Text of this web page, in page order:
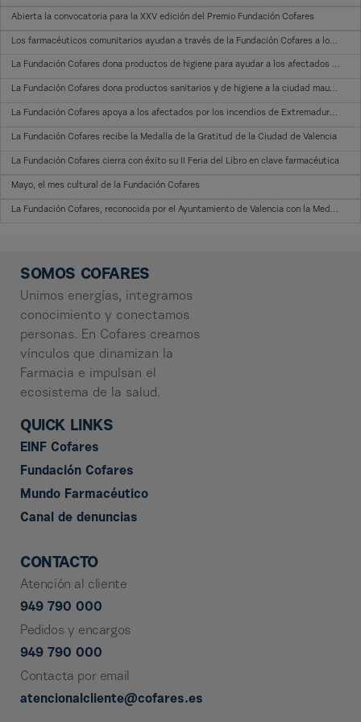
Abierta la convocatoria para la XXV edición del Premio Fundación Cofares
Los farmacéuticos comunitarios ayudan a través de la Fundación Cofares a los afectados por los incendios
La Fundación Cofares dona productos de higiene para ayudar a los afectados de los incendios de Extremadura
La Fundación Cofares dona productos sanitarios y de higiene a la ciudad mauritana de Nouadhibou
La Fundación Cofares apoya a los afectados por los incendios de Extremadura y Galicia donando productos de salud e higiene
La Fundación Cofares recibe la Medalla de la Gratitud de la Ciudad de Valencia
La Fundación Cofares cierra con éxito su II Feria del Libro en clave farmacéutica
Mayo, el mes cultural de la Fundación Cofares
La Fundación Cofares, reconocida por el Ayuntamiento de Valencia con la Medalla de la Gratitud
SOMOS COFARES
Unimos energías, integramos
conocimiento y conectamos
personas. En Cofares creamos
vínculos que dinamizan la
Farmacia e impulsan el
ecosistema de la salud.
QUICK LINKS
EINF Cofares
Fundación Cofares
Mundo Farmacéutico
Canal de denuncias
CONTACTO
Atención al cliente
949 790 000
Pedidos y encargos
949 790 000
Contacta por email
atencionalcliente@cofares.es